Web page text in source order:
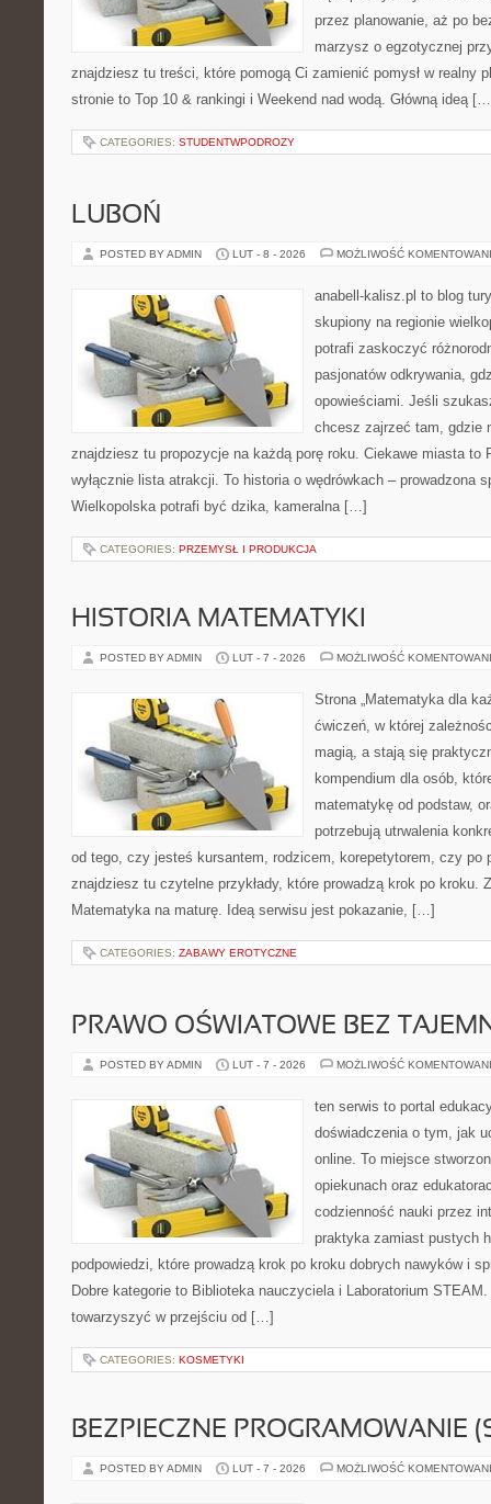
przez planowanie, aż po
marzysz o egzotycznej
znajdziesz tu treści, które pomogą Ci zamienić pomysł w realny
stronie to Top 10 & rankingi i Weekend nad wodą. Główną ideą
CATEGORIES: STUDENTWPODROZY
LUBOŃ
POSTED BY ADMIN LUT - 8 - 2026 MOŻLIWOŚĆ
anabell-kalisz.pl to blog
skupiony na regionie
potrafi zaskoczyć
pasjonatów odkrywania,
opowieściami. Jeśli
chcesz zajrzeć tam, gdzie
znajdziesz tu propozycje na każdą porę roku. Ciekawe miasta to
wyłącznie lista atrakcji. To historia o wędrówkach – prowadzona
Wielkopolska potrafi być dzika, kameralna […]
CATEGORIES: PRZEMYSŁ I PRODUKCJA
HISTORIA MATEMATYKI
POSTED BY ADMIN LUT - 7 - 2026 MOŻLIWOŚĆ
Strona „Matematyka dla
ćwiczeń, w której
magią, a stają się
kompendium dla osób,
matematykę od podstaw,
potrzebują utrwalenia
od tego, czy jesteś kursantem, rodzicem, korepetytorem, czy po
znajdziesz tu czytelne przykłady, które prowadzą krok po kroku.
Matematyka na maturę. Ideą serwisu jest pokazanie, […]
CATEGORIES: ZABAWY EROTYCZNE
PRAWO OŚWIATOWE BEZ
POSTED BY ADMIN LUT - 7 - 2026 MOŻLIWOŚĆ
ten serwis to portal
doświadczenia o tym, jak
online. To miejsce
opiekunach oraz
codzienność nauki przez
praktyka zamiast pustych
podpowiedzi, które prowadzą krok po kroku dobrych nawyków i
Dobre kategorie to Biblioteka nauczyciela i Laboratorium
towarzyszyć w przejściu od […]
CATEGORIES: KOSMETYKI
BEZPIECZNE PROGRAMOWANIE
POSTED BY ADMIN LUT - 7 - 2026 MOŻLIWOŚĆ